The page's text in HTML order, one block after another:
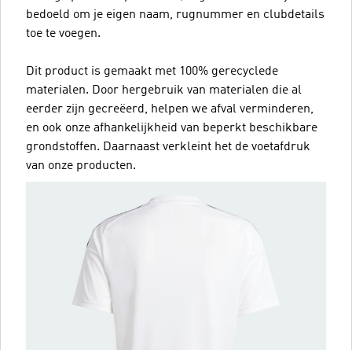
bedoeld om je eigen naam, rugnummer en clubdetails
toe te voegen.
Dit product is gemaakt met 100% gerecyclede
materialen. Door hergebruik van materialen die al
eerder zijn gecreëerd, helpen we afval verminderen,
en ook onze afhankelijkheid van beperkt beschikbare
grondstoffen. Daarnaast verkleint het de voetafdruk
van onze producten.